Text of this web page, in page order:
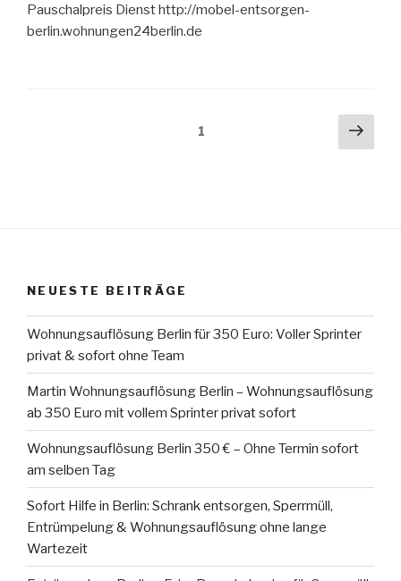
Pauschalpreis Dienst http://mobel-entsorgen-
berlin.wohnungen24berlin.de
Seitennummerierung1
NEUESTE BEITRÄGE
Wohnungsauflösung Berlin für 350 Euro: Voller Sprinter
privat & sofort ohne Team
Martin Wohnungsauflösung Berlin – Wohnungsauflösung
ab 350 Euro mit vollem Sprinter privat sofort
Wohnungsauflösung Berlin 350 € – Ohne Termin sofort
am selben Tag
Sofort Hilfe in Berlin: Schrank entsorgen, Sperrmüll,
Entrümpelung & Wohnungsauflösung ohne lange
Wartezeit